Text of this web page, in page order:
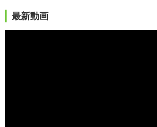
最新動画